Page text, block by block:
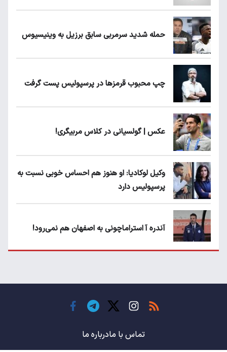
حمله شدید سرمربی سابق برزیل به وینیسیوس
چپ محبوب قرمزها در پرسپولیس پست گرفت
عکس | گولسیانی در کلاس مربیگری!
وکیل لوکادیا: او هنوز هم احساس خوبی نسبت به
پرسپولیس دارد
آندره آ استراماچونی به اصفهان هم نمی‌رود!
حسن روی هوا!
باشگاه های جهان
تماس با مادرباره ما